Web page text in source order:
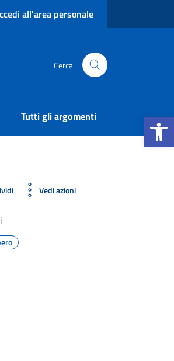
Apri la
all'area personale
Cerca
Tutti gli argomenti
Vedi azioni